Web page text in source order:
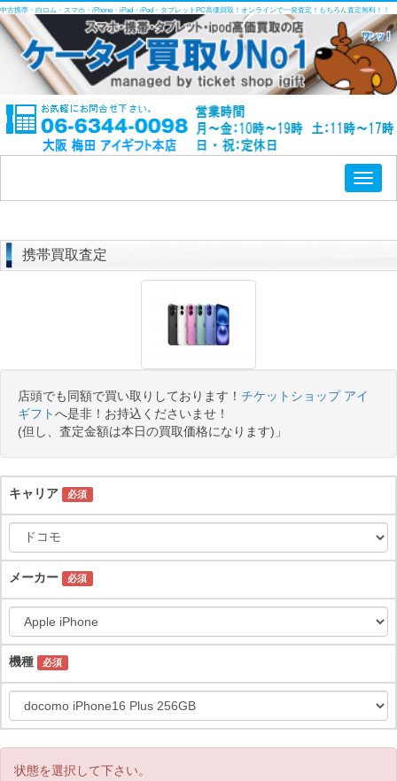
中古携帯・白ロム・スマホ・iPhone・iPad・iPod・タブレットPC高価買取！オンラインで一発査定！もちろん査定無料！！
携帯買取査定
店頭でも同額で買い取りしております！ チケットショップ アイ
ギフトへ是非！お持込くださいませ！
(但し、査定金額は本日の買取価格になります)」
キャリア 必須
メーカー 必須
機種 必須
状態を選択して下さい。